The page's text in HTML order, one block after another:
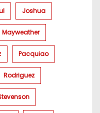
Joshua
Mayweather
Pacquiao
Rodriguez